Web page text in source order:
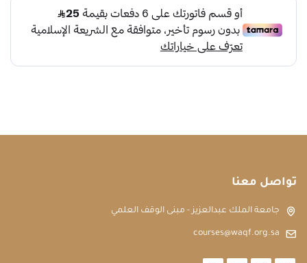
تواصل معنا
جامعة الملك عبدالعزيز - مبنى الوقف العلمي
courses@waqf.org.sa